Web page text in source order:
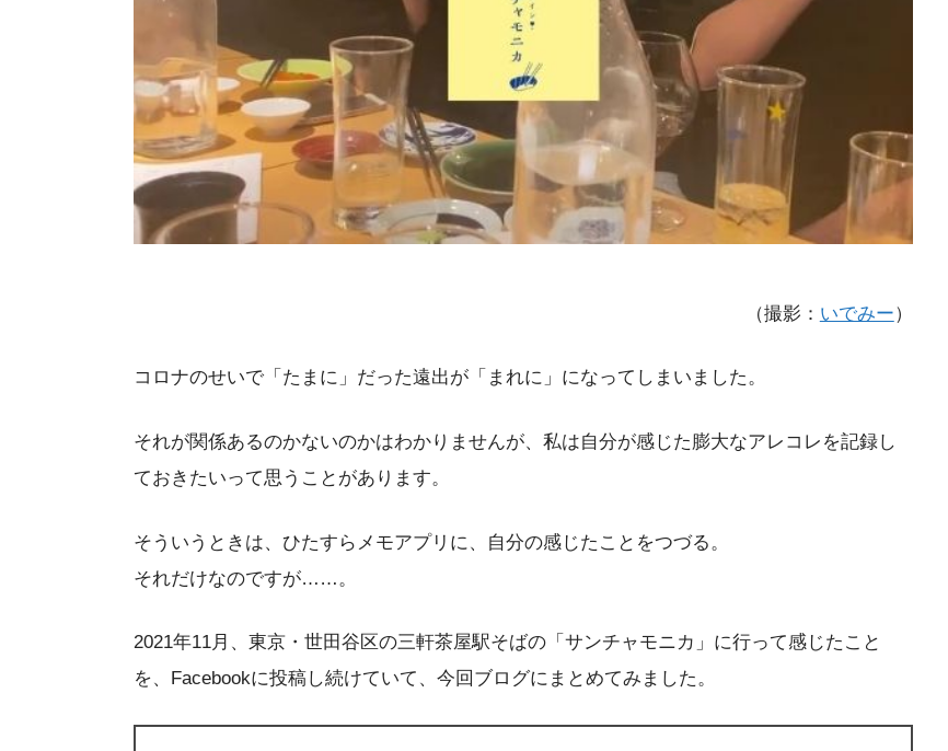
（撮影： いでみー）
コロナのせいで「たまに」だった遠出が「まれに」になってしまいました。
それが関係あるのかないのかはわかりませんが、私は自分が感じた膨大なアレコレを記録し
ておきたいって思うことがあります。
そういうときは、ひたすらメモアプリに、自分の感じたことをつづる。
それだけなのですが……。
2021年11月、東京・世田谷区の三軒茶屋駅そばの「サンチャモニカ」に行って感じたこと
を、Facebookに投稿し続けていて、今回ブログにまとめてみました。